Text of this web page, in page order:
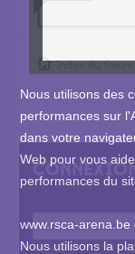
Nous utilisons des
performances sur
dans votre
Web pour vous
performances du
www.rsca-arena.be
Nous utilisons la
Index du forum